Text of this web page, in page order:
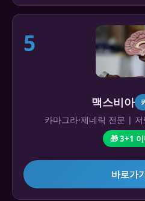
5
맥스비아
카마그라·제네릭 전문 |
🎁 3+1
바로가